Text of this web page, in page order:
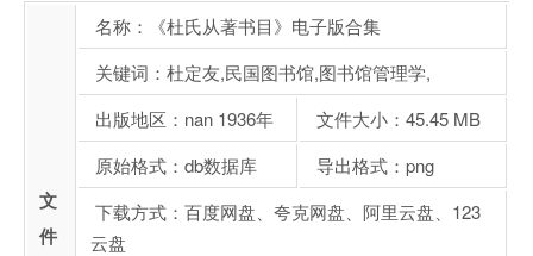
文
件
名称：《杜氏从著书目》电子版合集
关键词：杜定友,民国图书馆,图书馆管理学,
出版地区：nan 1936年
文件大小：45.45 MB
原始格式：db数据库
导出格式：png
下载方式：百度网盘、夸克网盘、阿里云盘、123
云盘